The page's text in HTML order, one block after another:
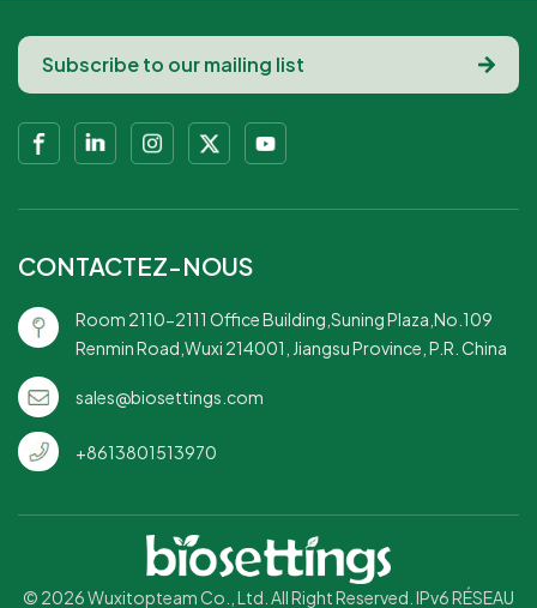
CONTACTEZ-NOUS
Room 2110-2111 Office Building,Suning Plaza,No.109
Renmin Road,Wuxi 214001, Jiangsu Province, P.R. China
sales@biosettings.com
+8613801513970
© 2026 Wuxitopteam Co., Ltd. All Right Reserved. IPv6 RÉSEAU